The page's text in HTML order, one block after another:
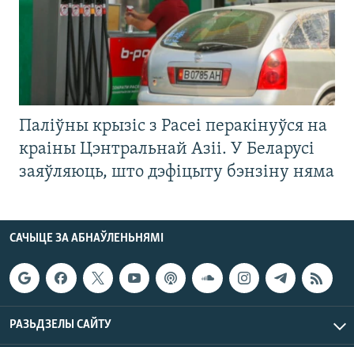
Паліўны крызіс з Расеі перакінуўся на
краіны Цэнтральнай Азіі. У Беларусі
заяўляюць, што дэфіцыту бэнзіну няма
САЧЫЦЕ ЗА АБНАЎЛЕНЬНЯМІ
РАЗЬДЗЕЛЫ САЙТУ